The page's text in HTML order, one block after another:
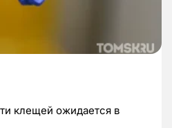
клещей ожидается в